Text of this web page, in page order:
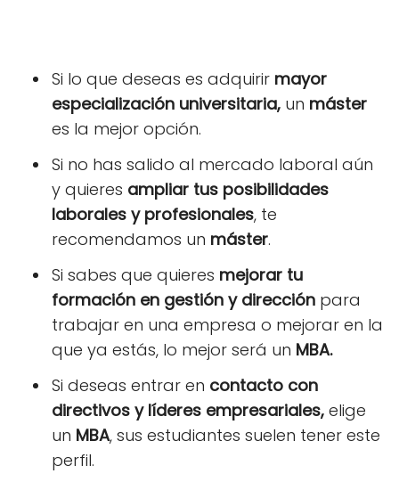
Si lo que deseas es adquirir mayor
especialización universitaria, un máster
es la mejor opción.
Si no has salido al mercado laboral aún
y quieres ampliar tus posibilidades
laborales y profesionales, te
recomendamos un máster.
Si sabes que quieres mejorar tu
formación en gestión y dirección para
trabajar en una empresa o mejorar en la
que ya estás, lo mejor será un MBA.
Si deseas entrar en contacto con
directivos y líderes empresariales, elige
un MBA, sus estudiantes suelen tener este
perfil.